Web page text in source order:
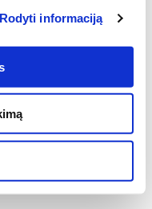
Rodyti informaciją
- Martinaitis